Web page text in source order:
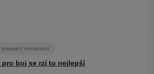
kovových konstrukcí
pro boj se rzí to nejlepší